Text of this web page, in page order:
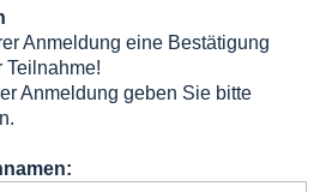
Anmeldung eine Bestätigung
Teilnahme!
Anmeldung geben Sie bitte